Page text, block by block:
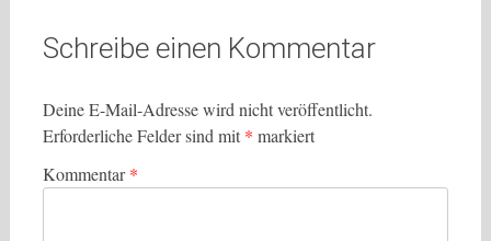
Schreibe einen Kommentar
Deine E-Mail-Adresse wird nicht veröffentlicht.
Erforderliche Felder sind mit * markiert
Kommentar*